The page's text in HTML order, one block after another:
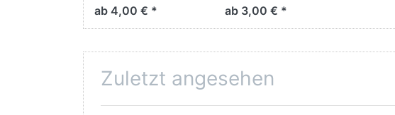
Flaschen.
ab 4,00 € *
Mit großem
ab 3,00 € *
Zuletzt angesehen